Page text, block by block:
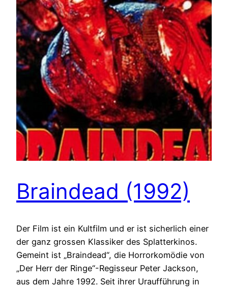
Braindead (1992)
Der Film ist ein Kultfilm und er ist sicherlich einer
der ganz grossen Klassiker des Splatterkinos.
Gemeint ist „Braindead“, die Horrorkomödie von
„Der Herr der Ringe“-Regisseur Peter Jackson,
aus dem Jahre 1992. Seit ihrer Uraufführung in